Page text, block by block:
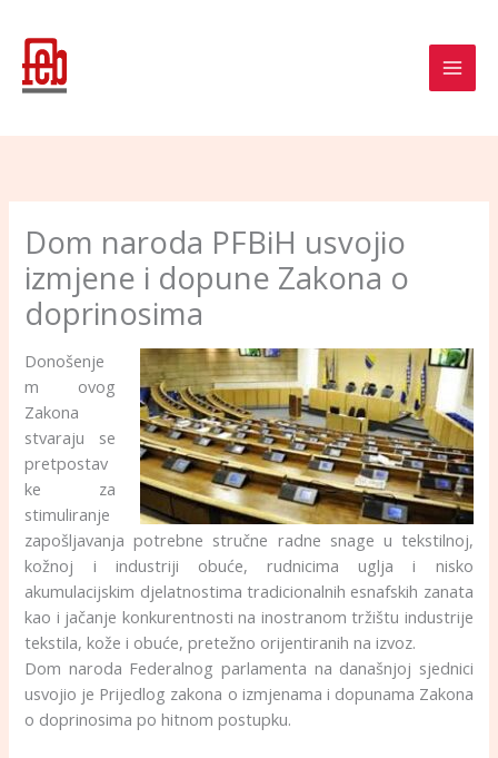
content
Dom naroda PFBiH usvojio
izmjene i dopune Zakona o
doprinosima
Donošenje
m ovog
Zakona
stvaraju se
pretpostav
ke za
stimuliranje
zapošljavanja potrebne stručne radne snage u tekstilnoj,
kožnoj i industriji obuće, rudnicima uglja i nisko
akumulacijskim djelatnostima tradicionalnih esnafskih zanata
kao i jačanje konkurentnosti na inostranom tržištu industrije
tekstila, kože i obuće, pretežno orijentiranih na izvoz.
Dom naroda Federalnog parlamenta na današnjoj sjednici
usvojio je Prijedlog zakona o izmjenama i dopunama Zakona
o doprinosima po hitnom postupku.